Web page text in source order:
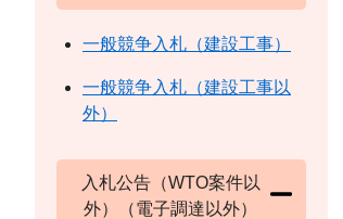
一般競争入札（建設工事）
一般競争入札（建設工事以
外）
入札公告（WTO案件以
外）（電子調達以外）